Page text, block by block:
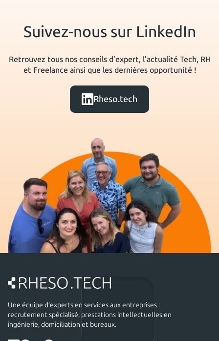
Suivez-nous sur LinkedIn
Retrouvez tous nos conseils d’expert, l’actualité Tech, RH
et Freelance ainsi que les dernières opportunité !
Rheso.tech
Une équipe d’experts en services aux entreprises :
recrutement spécialisé, prestations intellectuelles en
ingénierie, domiciliation et bureaux.